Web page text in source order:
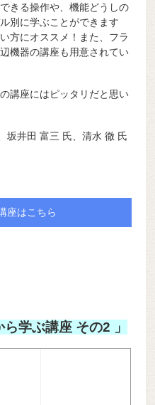
きる操作や、機能どうしの
別に学ぶことができます
方にオススメ！また、フラ
機器の講座も用意されてい
講座にはピッタリだと思い
坂井田 富三 氏、清水 徹 氏
座はこちら
学ぶ講座 その2 」